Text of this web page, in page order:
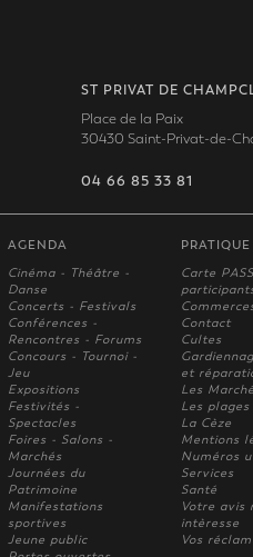
ST PRIVAT DE
Place de la Paix
30430 Saint-Privat-de-
04 66 85 33 81
AGENDA
Cinéma - Théâtre -
Danse
Concerts - Festivals
Conférences -
Rencontres - Forums
Concours - Tournoi -
Jeu
Expositions
Festivités -
Spectacles
Foires - Salons -
Marchés
Journées du
Patrimoine
Manifestations
sportives
Jeune public
PRATIQUE
Carte
Contact
Cultes
et
Les
Les
La Cèze
Mentions
Numéros
Services
Santé
Votre avis
intèresse
Vos